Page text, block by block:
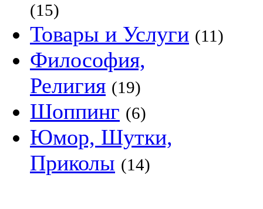
(15)
Товары и Услуги (11)
Философия,
Религия (19)
Шоппинг (6)
Юмор, Шутки,
Приколы (14)